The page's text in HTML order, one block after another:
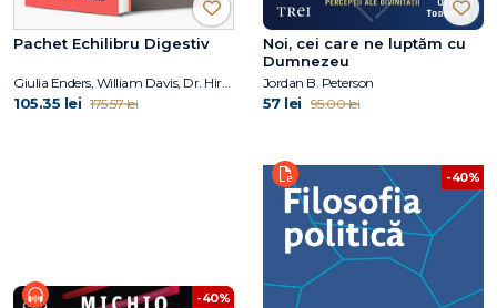
Pachet Echilibru Digestiv
Giulia Enders, William Davis, Dr. Hiromi Shinya
105.35 lei 175.57 lei
Noi, cei care ne luptăm cu
Dumnezeu
Jordan B. Peterson
57 lei 95.00 lei
-40%
-40%